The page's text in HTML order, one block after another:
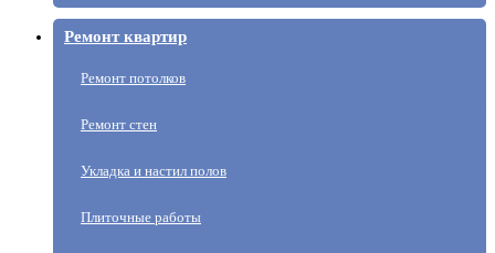
Ремонт квартир
Ремонт потолков
Ремонт стен
Укладка и настил полов
Плиточные работы